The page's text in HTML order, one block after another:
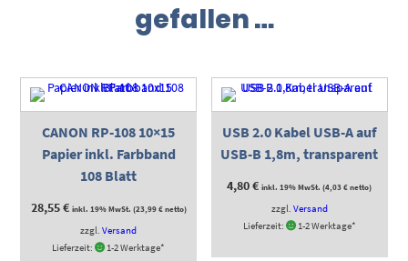
gefallen …
CANON RP-108 10×15
Papier inkl. Farbband
108 Blatt
28,55€ inkl. 19% MwSt. (23,99€netto)
zzgl.Versand
Lieferzeit:
1-2 Werktage*
USB 2.0 Kabel USB-A auf
USB-B 1,8m, transparent
4,80€ inkl. 19% MwSt. (4,03€netto)
zzgl. Versand
Lieferzeit:
1-2 Werktage*